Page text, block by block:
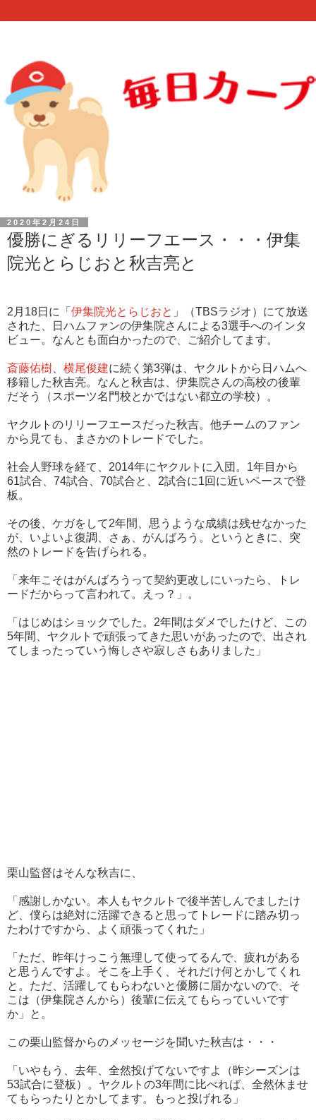
2020年2月24日
優勝にぎるリリーフエース・・・伊集
院光とらじおと秋吉亮と
2月18日に「 伊集院光とらじおと 」（TBSラジオ）にて放送
された、日ハムファンの伊集院さんによる3選手へのインタ
ビュー。なんとも面白かったので、ご紹介してます。
斎藤佑樹 横尾俊建に続く第3弾は、ヤクルトから日ハムへ
移籍した秋吉亮。なんと秋吉は、伊集院さんの高校の後輩
だそう（スポーツ名門校とかではない都立の学校）。
ヤクルトのリリーフエースだった秋吉。他チームのファン
から見ても、まさかのトレードでした。
社会人野球を経て、2014年にヤクルトに入団。1年目から
61試合、74試合、70試合と、2試合に1回に近いペースで登
板。
その後、ケガをして2年間、思うような成績は残せなかった
が、いよいよ復調、さぁ、がんばろう。というときに、突
然のトレードを告げられる。
「来年こそはがんばろうって契約更改しにいったら、トレ
ードだからって言われて。えっ？」。
「はじめはショックでした。2年間はダメでしたけど、この
5年間、ヤクルトで頑張ってきた思いがあったので、出され
てしまったっていう悔しさや寂しさもありました」
栗山監督はそんな秋吉に、
「感謝しかない。本人もヤクルトで後半苦しんでましたけ
ど、僕らは絶対に活躍できると思ってトレードに踏み切っ
たわけですから、よく頑張ってくれた」
「ただ、昨年けっこう無理して使ってるんで、疲れがある
と思うんですよ。そこを上手く、それだけ何とかしてくれ
と。ただ、活躍してもらわないと優勝に届かないので、そ
こは（伊集院さんから）後輩に伝えてもらっていいです
か」と。
この栗山監督からのメッセージを聞いた秋吉は・・・
「いやもう、去年、全然投げてないですよ（昨シーズンは
53試合に登板）。ヤクルトの3年間に比べれば、全然休ませ
てもらったりとかしてます。もっと投げれる」